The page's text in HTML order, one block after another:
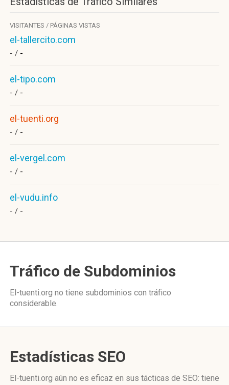
VISITANTES / PÁGINAS VISTAS
el-tallercito.com
- / -
el-tipo.com
- / -
el-tuenti.org
- / -
el-vergel.com
- / -
el-vudu.info
- / -
Tráfico de Subdominios
El-tuenti.org no tiene subdominios con tráfico
considerable.
Estadísticas SEO
El-tuenti.org aún no es eficaz en sus tácticas de SEO: tiene